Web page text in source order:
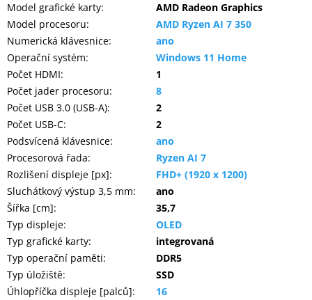
Model grafické karty:
AMD Radeon Graphics
Model procesoru:
AMD Ryzen AI 7 350
Numerická klávesnice:
ano
Operační systém:
Windows 11 Home
Počet HDMI:
1
Počet jader procesoru:
8
Počet USB 3.0 (USB-A):
2
Počet USB-C:
2
Podsvícená klávesnice:
ano
Procesorová řada:
Ryzen AI 7
Rozlišení displeje [px]:
FHD+ (1920 x 1200)
Sluchátkový výstup 3,5 mm:
ano
Šířka [cm]:
35,7
Typ displeje:
OLED
Typ grafické karty:
integrovaná
Typ operační paměti:
DDR5
Typ úložiště:
SSD
Úhlopříčka displeje [palců]:
16